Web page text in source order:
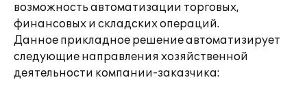
возможность автоматизации торговых,
финансовых и складских операций.
Данное прикладное решение автоматизирует
следующие направления хозяйственной
деятельности компании-заказчика: